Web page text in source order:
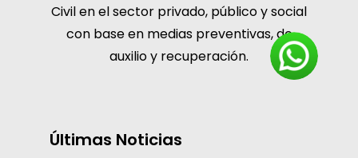
Civil en el sector privado, público y social
con base en medias preventivas, de
auxilio y recuperación.
Últimas Noticias